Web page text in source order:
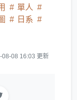
單人
日系
08-08 16:03 更新